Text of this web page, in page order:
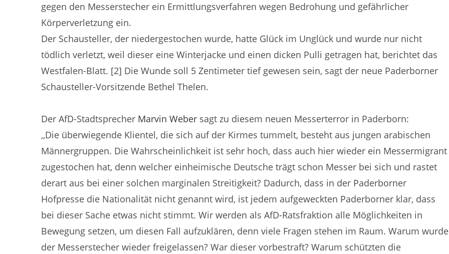
gegen den Messerstecher ein Ermittlungsverfahren wegen Bedrohung und gefährlicher
Körperverletzung ein.
Der Schausteller, der niedergestochen wurde, hatte Glück im Unglück und wurde nur nicht
tödlich verletzt, weil dieser eine Winterjacke und einen dicken Pulli getragen hat, berichtet das
Westfalen-Blatt. [2] Die Wunde soll 5 Zentimeter tief gewesen sein, sagt der neue Paderborner
Schausteller-Vorsitzende Bethel Thelen.
Der AfD-Stadtsprecher Marvin Weber sagt zu diesem neuen Messerterror in Paderborn:
,,Die überwiegende Klientel, die sich auf der Kirmes tummelt, besteht aus jungen arabischen
Männergruppen. Die Wahrscheinlichkeit ist sehr hoch, dass auch hier wieder ein Messermigrant
zugestochen hat, denn welcher einheimische Deutsche trägt schon Messer bei sich und rastet
derart aus bei einer solchen marginalen Streitigkeit? Dadurch, dass in der Paderborner
Hofpresse die Nationalität nicht genannt wird, ist jedem aufgeweckten Paderborner klar, dass
bei dieser Sache etwas nicht stimmt. Wir werden als AfD-Ratsfraktion alle Möglichkeiten in
Bewegung setzen, um diesen Fall aufzuklären, denn viele Fragen stehen im Raum. Warum wurde
der Messerstecher wieder freigelassen? War dieser vorbestraft? Warum schützten die